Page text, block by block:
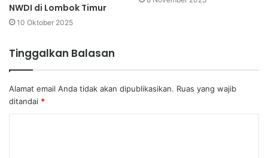
NWDI di Lombok Timur
10 Oktober 2025
Tinggalkan Balasan
Alamat email Anda tidak akan dipublikasikan. Ruas yang wajib
ditandai *